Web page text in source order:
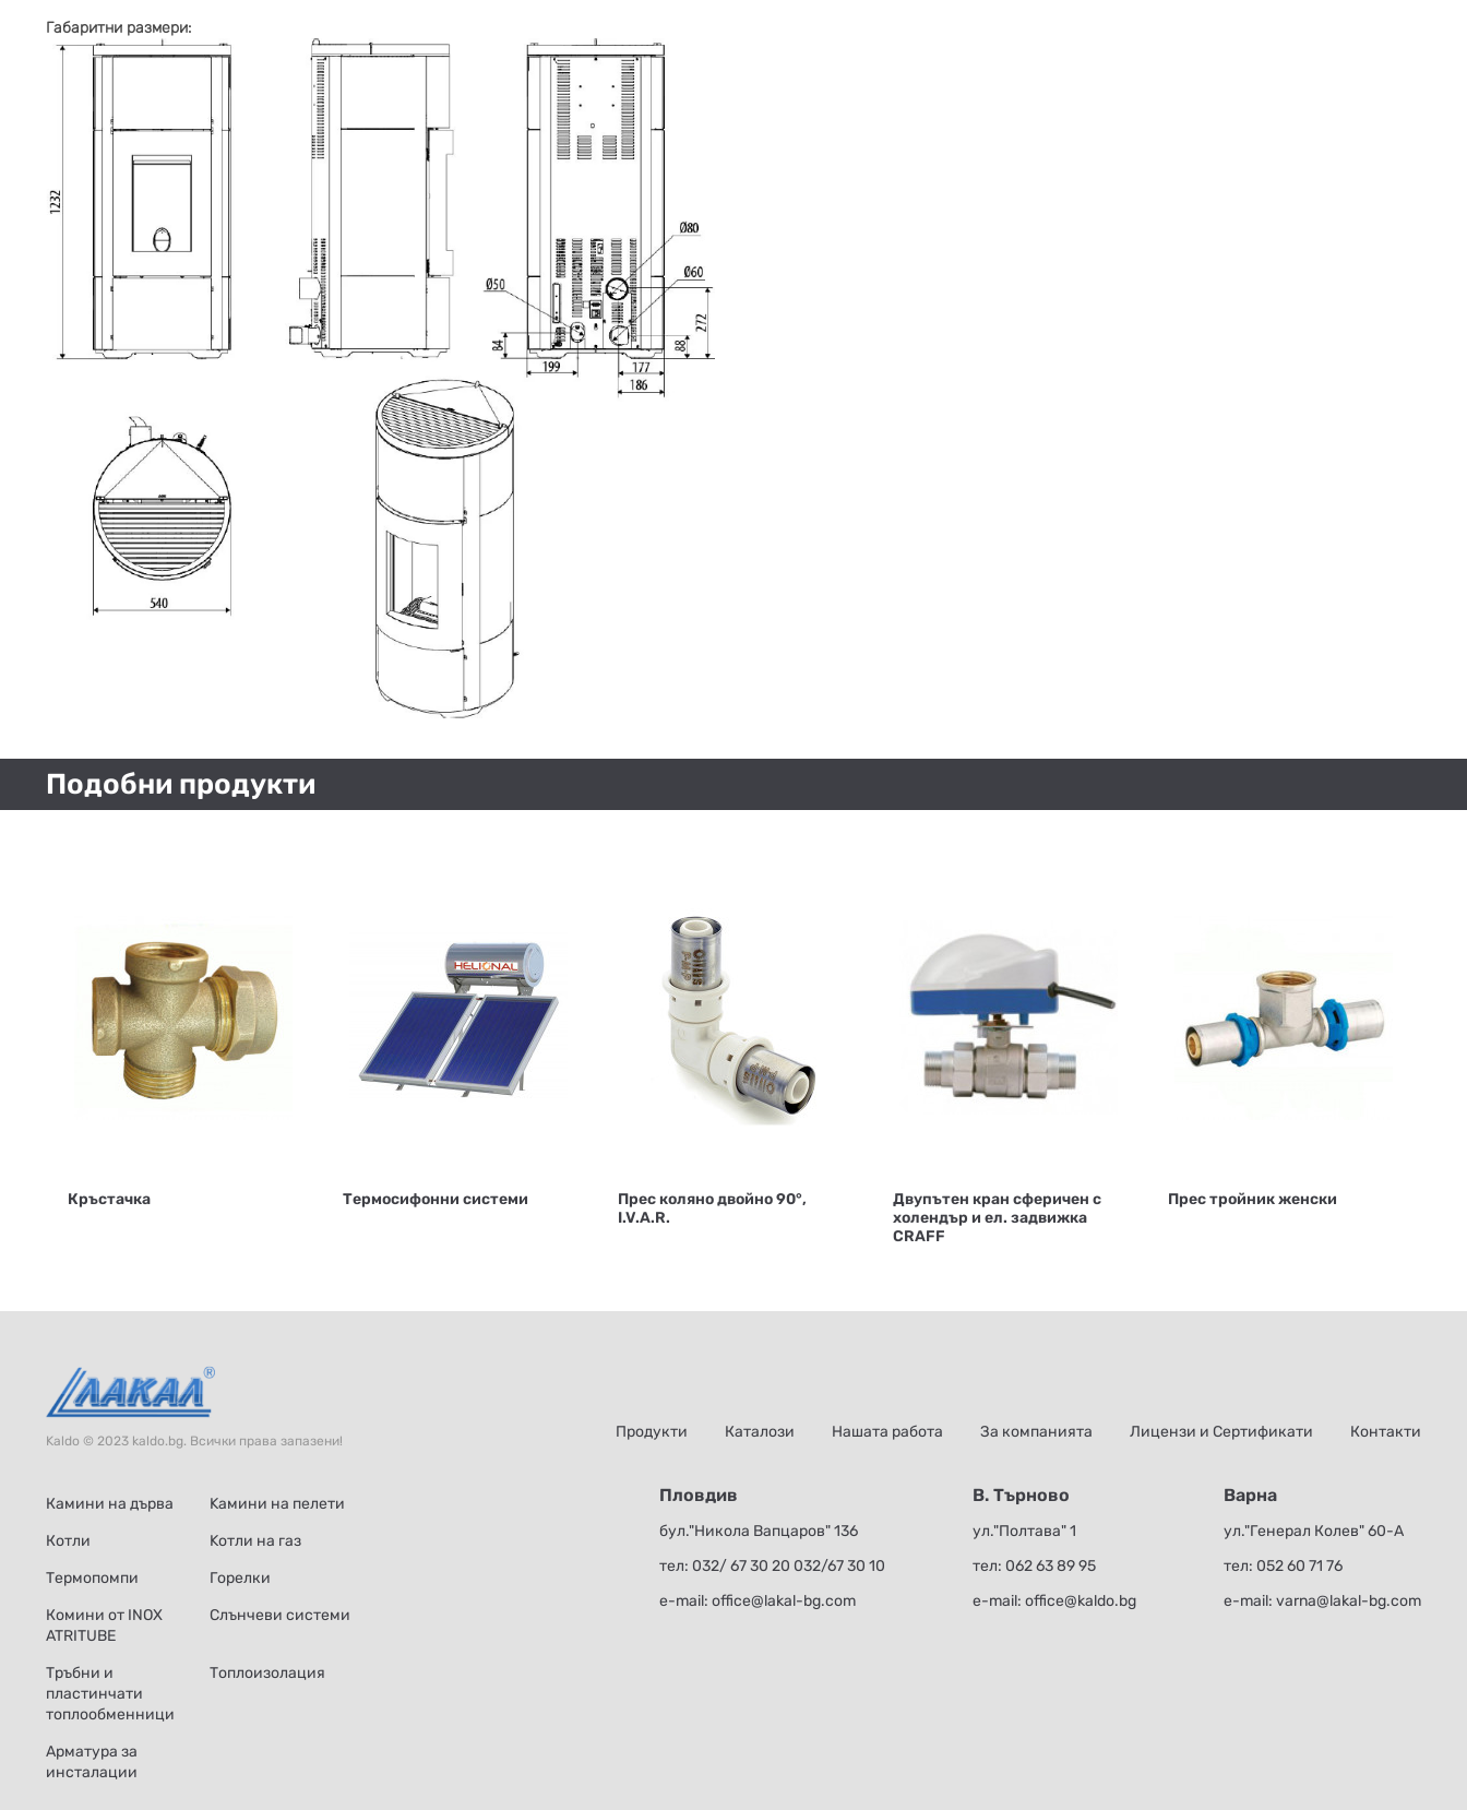
Габаритни размери:
Подобни продукти
Кръстачка Термосифонни системи
Прес коляно двойно 90°,
I.V.A.R.
Двупътен кран сферичен с
холендър и ел. задвижка
CRAFF
Прес тройник женски
Kaldo © 2023 kaldo.bg. Всички права запазени!
Камини на дърва
Kамини на пелети
Котли
Kотли на газ
Термопомпи
Горелки
Комини от INOX
ATRITUBE
Слънчеви системи
Тръбни и
пластинчати
топлообменници
Топлоизолация
Арматура за
инсталации
Продукти Каталози Нашата работа За компанията Лицензи и Сертификати Контакти
Пловдив
бул."Никола Вапцаров" 136
тел: 032/ 67 30 20 032/67 30 10
е-mail: office@lakal-bg.com
В. Търново
ул."Полтава" 1
тел: 062 63 89 95
е-mail: office@kaldo.bg
Варна
ул."Генерал Колев" 60-А
тел: 052 60 71 76
е-mail: varna@lakal-bg.com